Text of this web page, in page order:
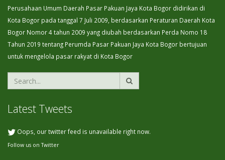
Perusahaan Umum Daerah Pasar Pakuan Jaya Kota Bogor didirikan di
Kota Bogor pada tanggal 7 Juli 2009, berdasarkan Peraturan Daerah Kota
Bogor Nomor 4 tahun 2009 yang diubah berdasarkan Perda Nomo 18
Tahun 2019 tentang Perumda Pasar Pakuan Jaya Kota Bogor bertujuan
untuk mengelola pasar rakyat di Kota Bogor
Latest Tweets
Oops, our twitter feed is unavailable right now.
Follow us on Twitter